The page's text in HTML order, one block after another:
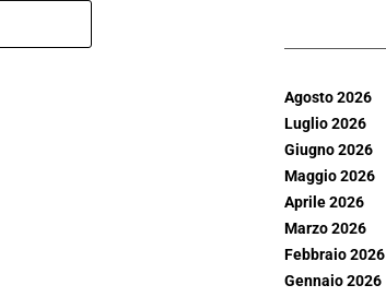
Agosto 2026
Luglio 2026
Giugno 2026
Maggio 2026
Aprile 2026
Marzo 2026
Febbraio 2026
Gennaio 2026